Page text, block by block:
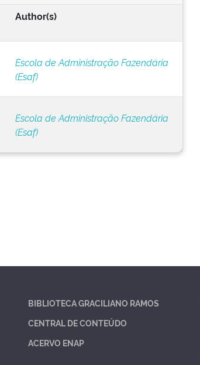
Author(s)
Escola de Administração Fazendária
(Esaf)
Escola de Administração Fazendária
(Esaf)
BIBLIOTECA GRACILIANO RAMOS
CENTRAL DE CONTEÚDO
ACERVO ENAP